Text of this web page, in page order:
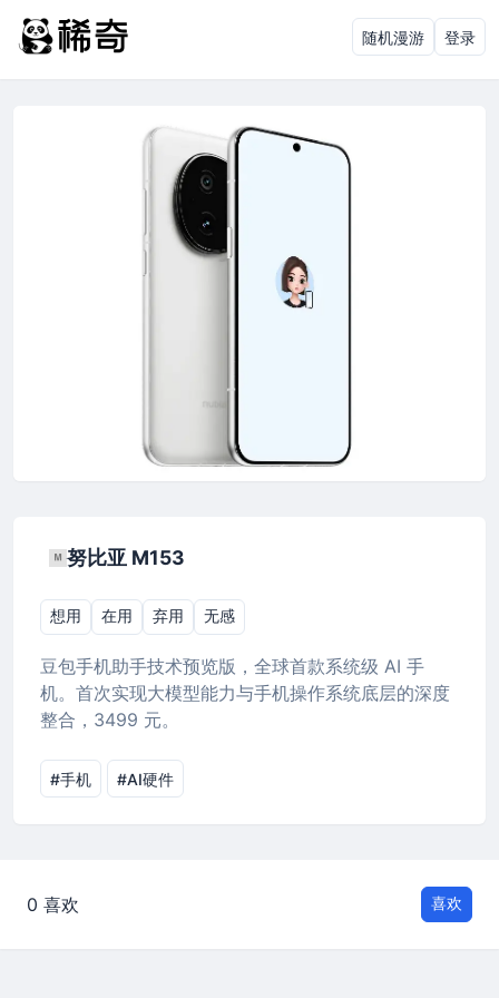
随机漫游 登录
努比亚 M153
想用 在用 弃用 无感
豆包手机助手技术预览版，全球首款系统级 AI 手
机。首次实现大模型能力与手机操作系统底层的深度
整合，3499 元。
#手机 #AI硬件
0 喜欢 喜欢